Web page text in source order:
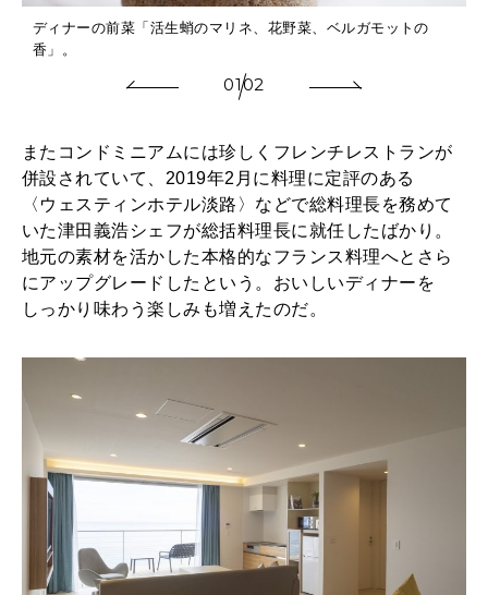
ディナーの前菜「活生蛸のマリネ、花野菜、ベルガモットの
香」。
0102
またコンドミニアムには珍しくフレンチレストランが
併設されていて、2019年2月に料理に定評のある
〈ウェスティンホテル淡路〉などで総料理長を務めて
いた津田義浩シェフが総括料理長に就任したばかり。
地元の素材を活かした本格的なフランス料理へとさら
にアップグレードしたという。おいしいディナーを
しっかり味わう楽しみも増えたのだ。